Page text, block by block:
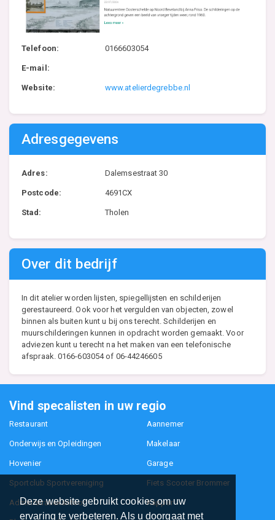
Deze website gebruikt cookies om uw
ervaring te verbeteren. Als u doorgaat met
Telefoon: 0166603054
E-mail:
Website: www.atelierdegrebbe.nl
Adresgegevens
Adres: Dalemsestraat 30
Postcode: 4691CX
Stad: Tholen
Over dit bedrijf
In dit atelier worden lijsten, spiegellijsten en schilderijen
gerestaureerd. Ook voor het vergulden van objecten, zowel
binnen als buiten kunt u bij ons terecht. Schilderijen en
muurschilderingen kunnen in opdracht worden gemaakt. Voor
adviezen kunt u terecht na het maken van een telefonische
afspraak. 0166-603054 of 06-44246605
Vind specalisten in uw regio
Restaurant Aannemer
Onderwijs en Opleidingen Makelaar
Hovenier Garage
Sportclub Sportvereniging Fiets Scooter Brommer
Administratiekantoor Kapper